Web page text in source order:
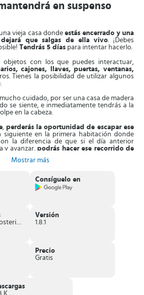
en suspenso
vieja casa donde estás encerrado y una
que salgas de ella vivo. ¡Debes
Tendrás 5 días para intentar hacerlo.
objetos con los que puedes interactuar,
cajones, llaves, puertas, ventanas,
Tienes la posibilidad de utilizar algunos
cuidado, por ser una casa de madera
se siente, e inmediatamente tendrás a la
en la cabeza.
, perderás la oportunidad de escapar ese
siguiente en la primera habitación donde
la diferencia de que si el día anterior
y avanzar, podrás hacer ese recorrido de
muchísimo cuidado.
Trata de abrir muy lentamente
puedes escapar por ellas.
sea debajo de la cama o dentro del
atraparte o para saber dónde estás. ¡No
pasan los 5 días y no logras escapar
Mostrar más
Consíguelo en
4.1 y versiones posteriores
Versión
1.8.1
Precio
Gratis
K